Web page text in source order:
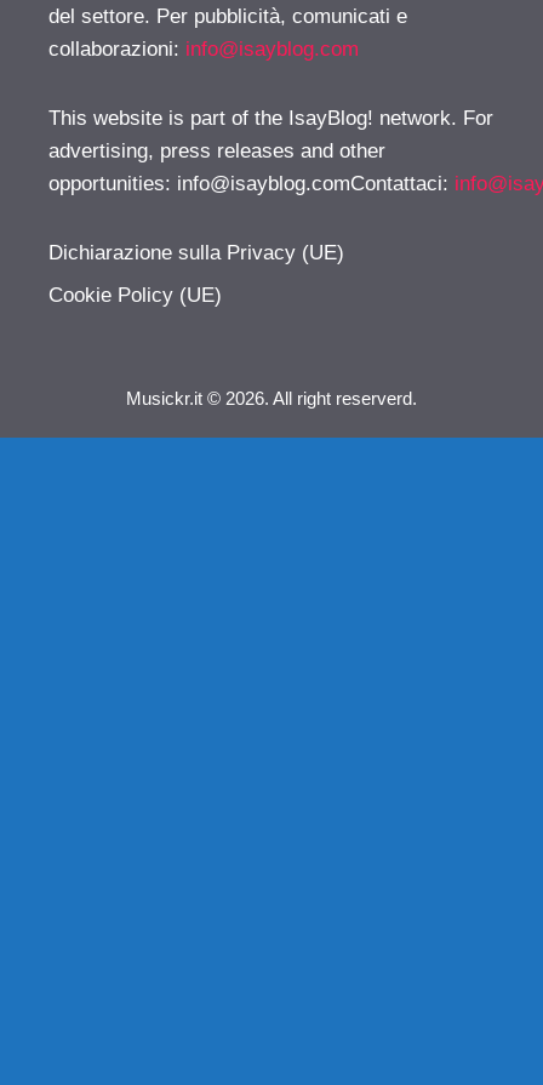
del settore. Per pubblicità, comunicati e
collaborazioni: info@isayblog.com
This website is part of the IsayBlog! network. For
advertising, press releases and other
opportunities: info@isayblog.comContattaci:
Dichiarazione sulla Privacy (UE)
Cookie Policy (UE)
Musickr.it © 2026. All right reserverd.